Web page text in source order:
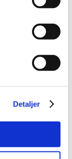
Detaljer
- Geodata AS